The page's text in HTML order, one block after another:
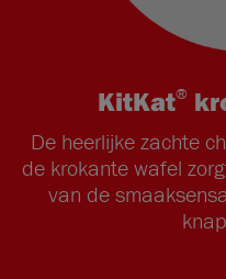
KitKat®
De heerlijke zachte
de krokante wafel
van de